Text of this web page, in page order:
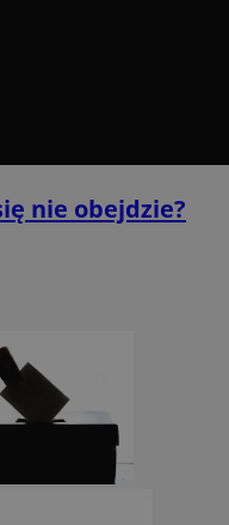
nie obejdzie?